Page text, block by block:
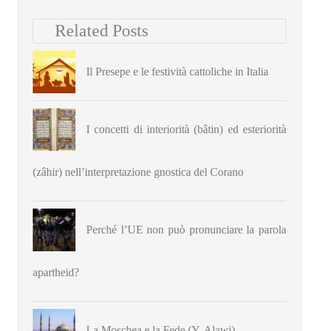
Related Posts
Il Presepe e le festività cattoliche in Italia
I concetti di interiorità (bâtin) ed esteriorità
(zâhir) nell’interpretazione gnostica del Corano
Perché l’UE non può pronunciare la parola
apartheid?